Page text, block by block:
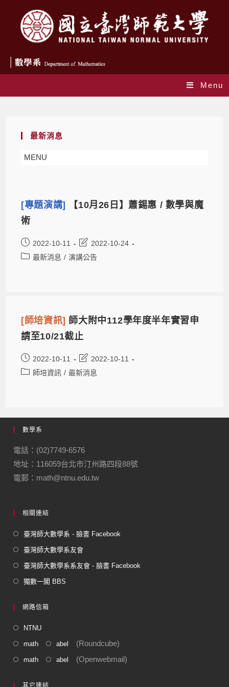
Menu
最新消息
MENU
[專題演講]
【10月26日】蕭錫惠 / 數學與魔
術
2022-10-11
2022-10-24
最新消息 / 演講公告
[師培資訊] 師大附中112學年度半年實習申
請至10/21截止
2022-10-11
2022-10-11
師培資訊 / 最新消息
數學系
電話：(02)7749-6576
地址：116059台北市汀州路四段88號
電郵：math@ntnu.edu.tw
相關連結
臺灣師大數學系 - 臉書 Facebook
臺灣師大數學系友會
臺灣師大數學系系友會 - 臉書 Facebook
獨數一閣 BBS
網路信箱
NTNU
math abel (Roundcube)
math abel (Openwebmail)
其它連結